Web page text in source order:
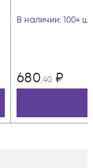
В наличии: 100+ шт
680,40 ₽